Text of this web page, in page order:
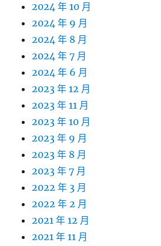
2024 年 10 月
2024 年 9 月
2024 年 8 月
2024 年 7 月
2024 年 6 月
2023 年 12 月
2023 年 11 月
2023 年 10 月
2023 年 9 月
2023 年 8 月
2023 年 7 月
2022 年 3 月
2022 年 2 月
2021 年 12 月
2021 年 11 月